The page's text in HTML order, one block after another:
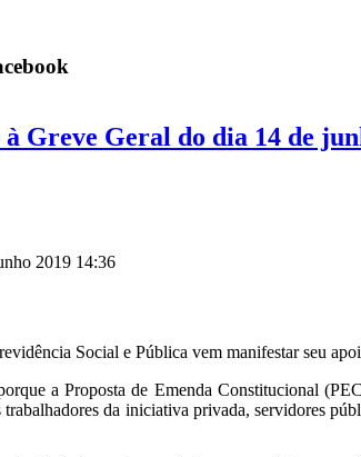
Greve Geral do dia 14 de
2019 14:36
Social e Pública vem manifestar seu
a Proposta de Emenda Constitucional
da iniciativa privada, servidores